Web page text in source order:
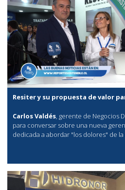
Resiter y su propuesta de valor
Carlos Valdés, gerente de Negocios
para conversar sobre una nueva
dedicada a abordar "los dolores" de la